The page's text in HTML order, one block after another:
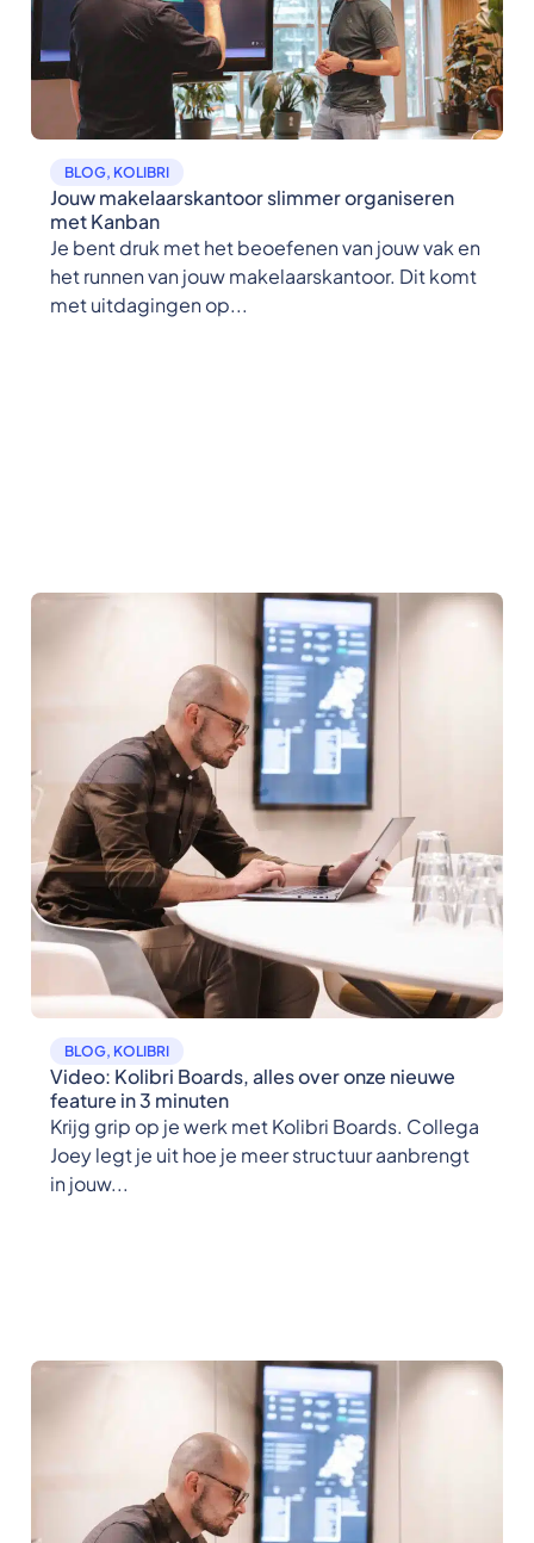
BLOG, KOLIBRI
Jouw makelaarskantoor slimmer organiseren
met Kanban
Je bent druk met het beoefenen van jouw vak en
het runnen van jouw makelaarskantoor. Dit komt
met uitdagingen op...
BLOG, KOLIBRI
Video: Kolibri Boards, alles over onze nieuwe
feature in 3 minuten
Krijg grip op je werk met Kolibri Boards. Collega
Joey legt je uit hoe je meer structuur aanbrengt
in jouw...